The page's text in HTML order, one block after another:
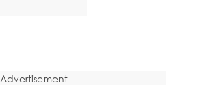
Advertisement